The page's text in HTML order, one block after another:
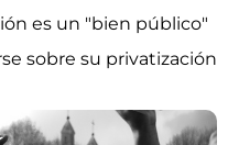
es un "bien público"
sobre su privatización